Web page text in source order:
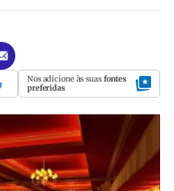
Nos adicione às suas fontes
preferidas